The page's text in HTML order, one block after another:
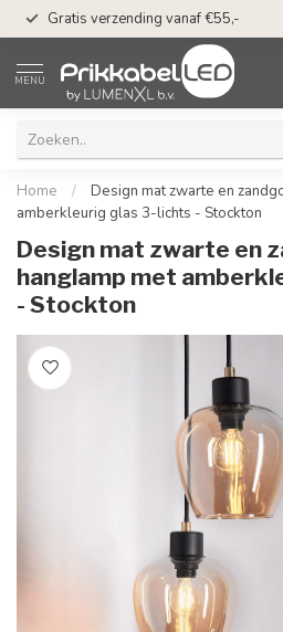
Gratis verzending vanaf €55,-
MENU
Home /
Design mat zwarte en
amberkleurig glas 3-lichts - Stockton
Design mat zwarte en
hanglamp met
- Stockton